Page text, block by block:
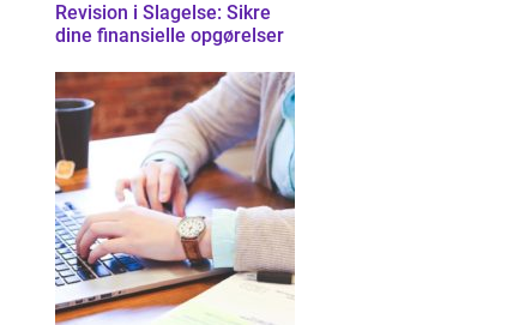
Revision i Slagelse: Sikre
dine finansielle opgørelser